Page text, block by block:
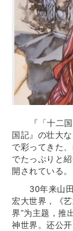
『「十二
国記』の壮大
で彩ってきた
でたっぷりと
開されている。
30年来山
宏大世界，《
界”为主题，推
神世界。还公